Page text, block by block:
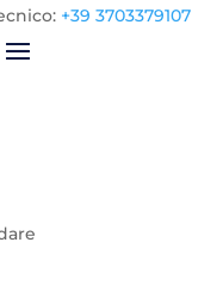
+39 3703379107